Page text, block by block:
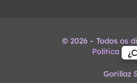
© 2026 – Todos os
Política de
Gorillaz